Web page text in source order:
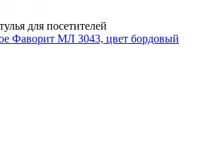
для посетителей
Фаворит МЛ 3043, цвет бордовый